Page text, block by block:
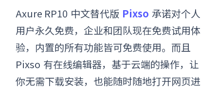
Axure RP10 中文替代版 Pixso 承诺对个人
用户永久免费，企业和团队现在免费试用体
验，内置的所有功能皆可免费使用。而且
Pixso 有在线编辑器， 基于云端的操作，让
你无需下载安装，也能随时随地打开网页进